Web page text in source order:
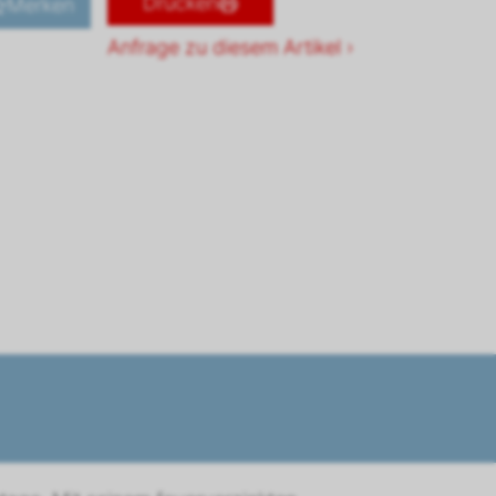
Anfrage zu diesem Artikel ›